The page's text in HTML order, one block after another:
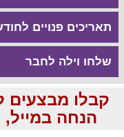
תאריכים פנויים
שלחו וילה לחבר
הנחה במייל,